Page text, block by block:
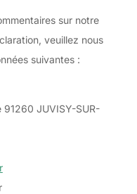
sur notre
veuillez nous
suivantes :
91260 JUVISY-SUR-